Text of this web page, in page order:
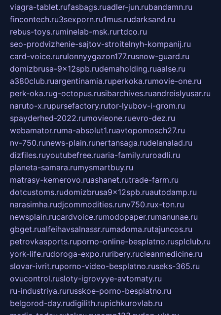
viagra-tablet.rufasbags.ruadler-jun.rubandamn.ru
fincontech.ru3sexporn.ru1mus.rudarksand.ru
rebus-toys.ruminelab-msk.rurtdco.ru
seo-prodvizhenie-sajtov-stroitelnyh-kompanij.ru
card-voice.rurulonnyygazon177.rusnow-guard.ru
domizbrusa-9x12spb.rudemaholding.ruaalse.ru
a380club.ruargentinamia.ruperkoka.rumovie-one.ru
perk-oka.rug-octopus.rusibarchives.ruandreislyusar.ru
naruto-x.rupursefactory.rutor-lyubov-i-grom.ru
spayderhed-2022.rumovieone.ruevro-dez.ru
webamator.ruma-absolut1.ruavtopomosch27.ru
nv-750.runews-plain.runertansaga.rudelanalad.ru
dizfiles.ruyoutubefree.ruaria-family.ruroadli.ru
planeta-samara.rumysmartbuy.ru
matrasy-kemerovo.ruashanet.rutrade-farm.ru
dotcustoms.rudomizbrusa9x12spb.ruautodamp.ru
narasimha.rudjcommodities.runv750.rux-ton.ru
newsplain.rucardvoice.rumodopaper.rumanunae.ru
gbget.rualfeihavsalnassr.rumadoma.rutajuncos.ru
petrovkasports.ruporno-online-besplatno.rusplclub.ru
york-life.rudoroga-expo.ruribery.rucleanmedicine.ru
slovar-ivrit.ruporno-video-besplatno.ruseks-365.ru
ovucontrol.rusloty-igrovyye-avtomaty.ru
ru-industriya.rurusskoe-porno-besplatno.ru
belgorod-day.rudigilith.rupichkurovlab.ru